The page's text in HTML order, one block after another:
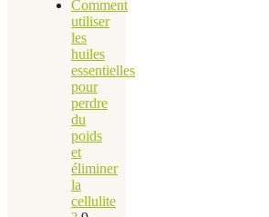
Comment
utiliser
les
huiles
essentielles
pour
perdre
du
poids
et
éliminer
la
cellulite